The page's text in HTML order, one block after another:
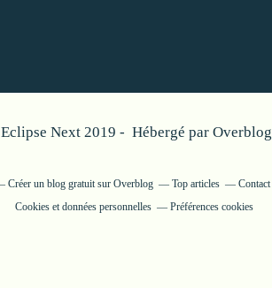
Eclipse Next 2019 - Hébergé par Overblog
Créer un blog gratuit sur Overblog Top articles Contact
Cookies et données personnelles
Préférences cookies